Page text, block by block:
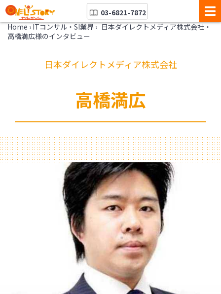
03-6821-7872
Home › ITコンサル・SI業界 › 日本ダイレクトメディア株式会社・
高橋満広様のインタビュー
日本ダイレクトメディア株式会社
高橋満広